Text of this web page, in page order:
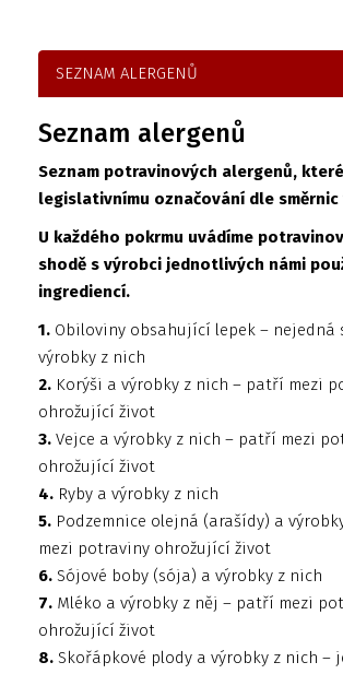
SEZNAM ALERGENŮ
Seznam alergenů
Seznam potravinových alergenů,
legislativnímu označování dle směrnic
U každého pokrmu uvádíme
shodě s výrobci jednotlivých námi
ingrediencí.
1. Obiloviny obsahující lepek – nejedná
výrobky z nich
2. Korýši a výrobky z nich – patří mezi
ohrožující život
3. Vejce a výrobky z nich – patří mezi
ohrožující život
4. Ryby a výrobky z nich
5. Podzemnice olejná (arašídy) a
mezi potraviny ohrožující život
6. Sójové boby (sója) a výrobky z nich
7. Mléko a výrobky z něj – patří mezi
ohrožující život
8. Skořápkové plody a výrobky z nich –